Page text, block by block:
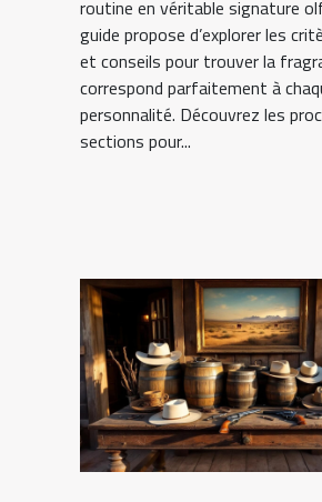
routine en véritable signature
guide propose d’explorer les
et conseils pour trouver la
correspond parfaitement à
personnalité. Découvrez les
sections pour...